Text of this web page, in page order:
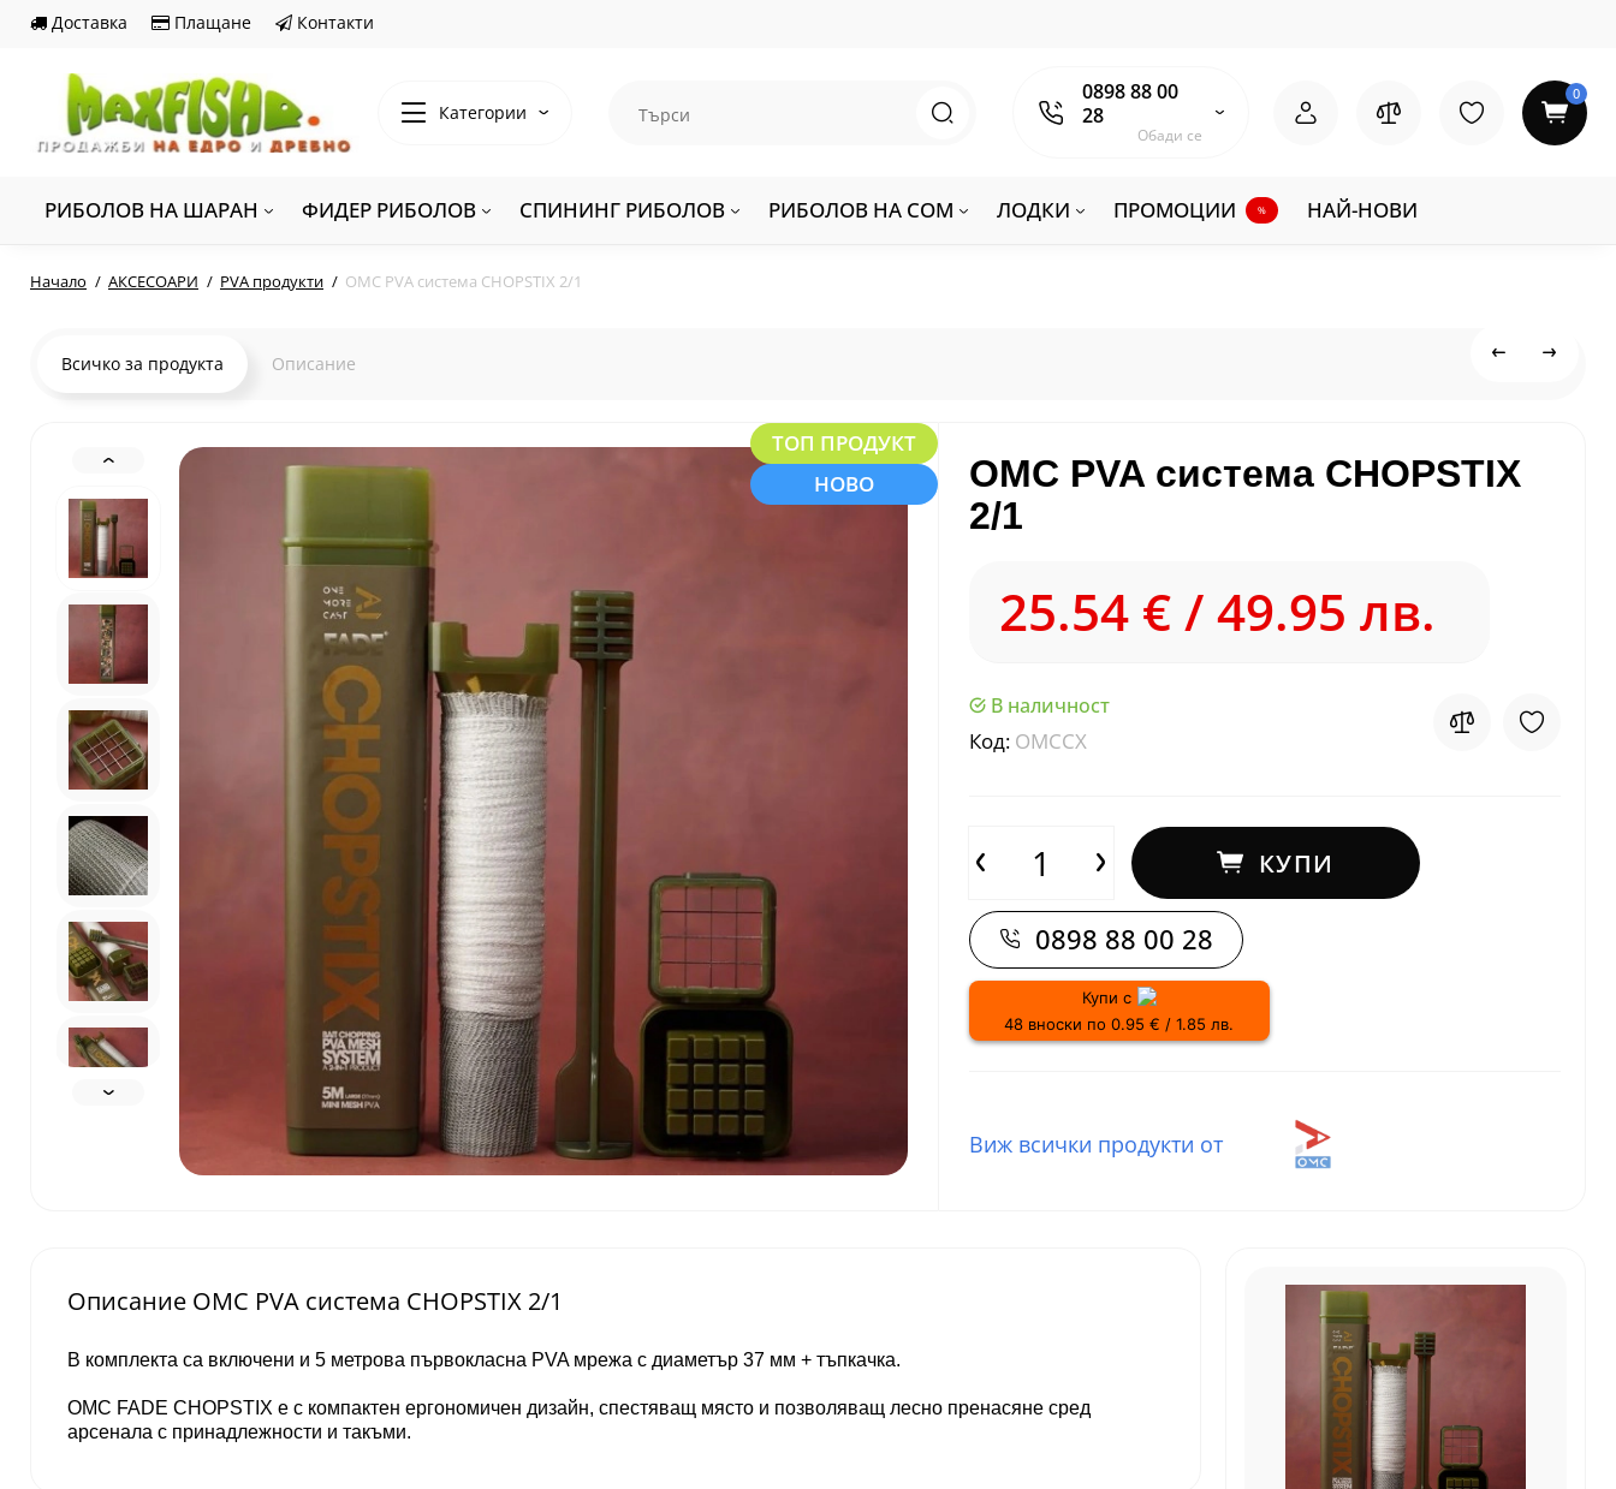
Доставка Плащане Контакти
Категории
0898 88 00
28
Обади се
0
РИБОЛОВ НА ШАРАН ФИДЕР РИБОЛОВ СПИНИНГ РИБОЛОВ РИБОЛОВ НА СОМ ЛОДКИ ПРОМОЦИИ % НАЙ-НОВИ
Начало АКСЕСОАРИ PVA продукти OMC PVA система CHOPSTIX 2/1
Всичко за продукта Описание
ТОП ПРОДУКТ
НОВО
OMC PVA система CHOPSTIX
2/1
25.54 € / 49.95 лв.
В наличност
Код: OMCCX
КУПИ
0898 88 00 28
Купи с
48 вноски по 0.95 € / 1.85 лв.
Виж всички продукти от
Описание OMC PVA система CHOPSTIX 2/1
В комплекта са включени и 5 метрова първокласна PVA мрежа с диаметър 37 мм + тъпкачка.
OMC FADE CHOPSTIX е с компактен ергономичен дизайн, спестяващ място и позволяващ лесно пренасяне сред
арсенала с принадлежности и такъми.